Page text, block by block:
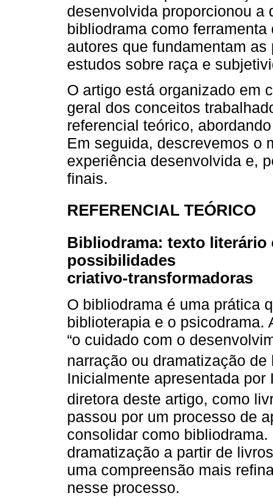
desenvolvida proporcionou a
bibliodrama como
autores que fundamentam
estudos sobre raça e
O artigo está organizado em
geral dos conceitos
referencial teórico,
Em seguida, descrevemos o
experiência desenvolvida e,
finais.
REFERENCIAL TEÓRICO
Bibliodrama: texto literário
possibilidades
criativo-transformadoras
O bibliodrama é uma prática
biblioterapia e o psicodrama.
“o cuidado com o
narração ou dramatização de
Inicialmente apresentada
diretora deste artigo, como
passou por um processo de
consolidar como
dramatização a partir de
uma compreensão mais
nesse processo.